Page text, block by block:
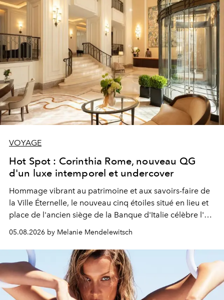
VOYAGE
Hot Spot : Corinthia Rome, nouveau QG
d'un luxe intemporel et undercover
Hommage vibrant au patrimoine et aux savoirs-faire de
la Ville Éternelle, le nouveau cinq étoiles situé en lieu et
place de l'ancien siège de la Banque d'Italie célèbre l'art
de vivre Romain dans toute son élégance intemporelle.
05.08.2026 by Melanie Mendelewitsch